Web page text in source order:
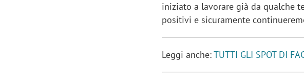
iniziato a lavorare già da qualche
positivi e sicuramente
Leggi anche:TUTTI GLI SPOT DI